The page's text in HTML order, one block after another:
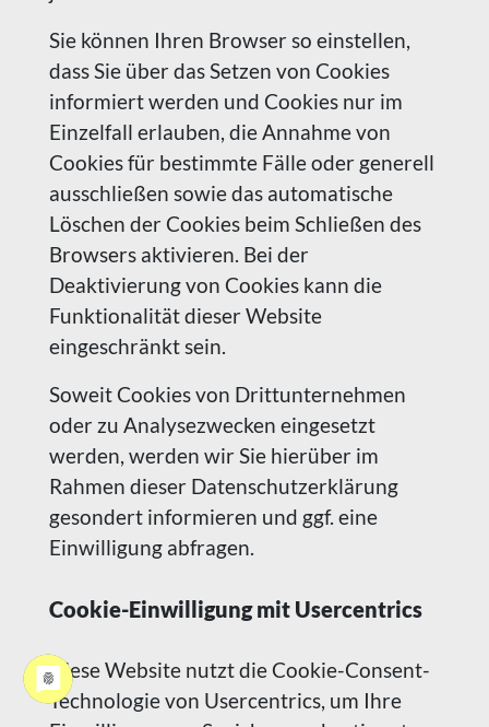
Sie können Ihren Browser so einstellen,
dass Sie über das Setzen von Cookies
informiert werden und Cookies nur im
Einzelfall erlauben, die Annahme von
Cookies für bestimmte Fälle oder generell
ausschließen sowie das automatische
Löschen der Cookies beim Schließen des
Browsers aktivieren. Bei der
Deaktivierung von Cookies kann die
Funktionalität dieser Website
eingeschränkt sein.
Soweit Cookies von Drittunternehmen
oder zu Analysezwecken eingesetzt
werden, werden wir Sie hierüber im
Rahmen dieser Datenschutzerklärung
gesondert informieren und ggf. eine
Einwilligung abfragen.
Cookie-Einwilligung mit Usercentrics
Diese Website nutzt die Cookie-Consent-
Technologie von Usercentrics, um Ihre